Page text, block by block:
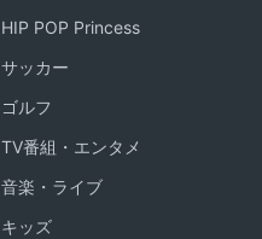
HIP POP Princess
サッカー
ゴルフ
TV番組・エンタメ
音楽・ライブ
キッズ